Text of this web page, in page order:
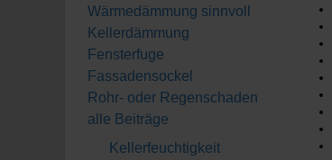
Wärmedämmung sinnvoll
Kellerdämmung
Fensterfuge
Fassadensockel
Rohr- oder Regenschaden
alle Beiträge
Kellerfeuchtigkeit